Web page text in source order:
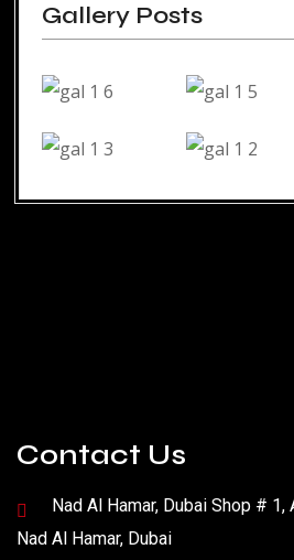
Gallery Posts
Contact Us
Nad Al Hamar, Dubai Shop # 1,
Nad Al Hamar, Dubai